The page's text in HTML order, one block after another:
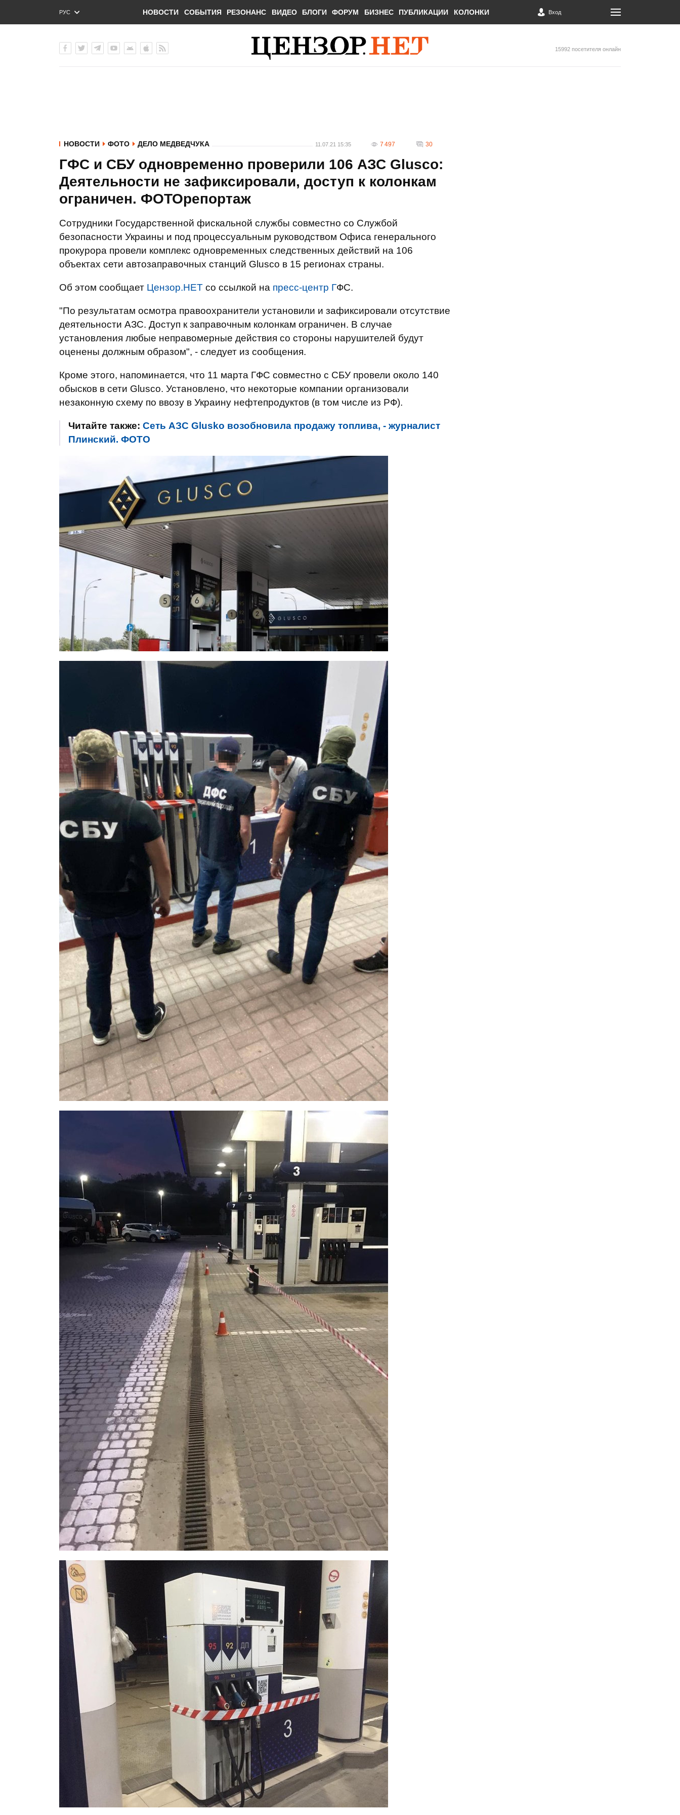
РУС
ENG
НОВОСТИ СОБЫТИЯ РЕЗОНАНС ВИДЕО БЛОГИ ФОРУМ БИЗНЕС ПУБЛИКАЦИИ КОЛОНКИ Вход
15992 посетителя онлайн
НОВОСТИ ФОТО ДЕЛО МЕДВЕДЧУКА 11.07.21 15:35 7 497 30
ГФС и СБУ одновременно проверили 106 АЗС Glusco:
Деятельности не зафиксировали, доступ к колонкам
ограничен. ФОТОрепортаж
Сотрудники Государственной фискальной службы совместно со Службой
безопасности Украины и под процессуальным руководством Офиса генерального
прокурора провели комплекс одновременных следственных действий на 106
объектах сети автозаправочных станций Glusco в 15 регионах страны.
Об этом сообщает Цензор.НЕТ со ссылкой на пресс-центр ГФС.
"По результатам осмотра правоохранители установили и зафиксировали отсутствие
деятельности АЗС. Доступ к заправочным колонкам ограничен. В случае
установления любые неправомерные действия со стороны нарушителей будут
оценены должным образом", - следует из сообщения.
Кроме этого, напоминается, что 11 марта ГФС совместно с СБУ провели около 140
обысков в сети Glusco. Установлено, что некоторые компании организовали
незаконную схему по ввозу в Украину нефтепродуктов (в том числе из РФ).
Читайте также: Сеть АЗС Glusko возобновила продажу топлива, - журналист
Плинский. ФОТО